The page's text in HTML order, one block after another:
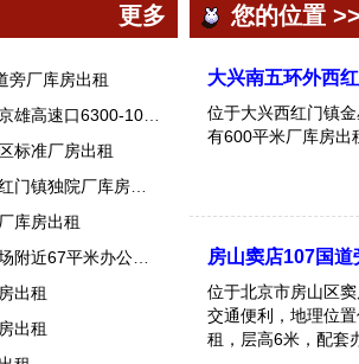
更多
旁厂库房出租
100000平米标准高台库出租
标准厂房出租
镇独院厂库房出租
库房出租
近67平米办公室出租
出租
出租
您的位置
大兴南五环外西
位于大兴西红门镇
有600平米厂库房出
房山窦店107国
位于北京市房山区
交通便利，地理位
租，层高6米，配套